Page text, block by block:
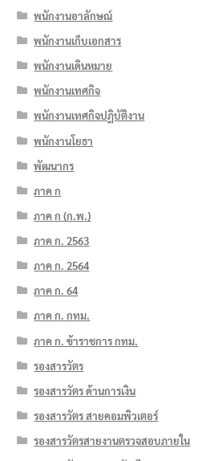
พนักงานอาลักษณ์
พนักงานเก็บเอกสาร
พนักงานเดินหมาย
พนักงานเทศกิจ
พนักงานเทศกิจปฏิบัติงาน
พนักงานโยธา
พัฒนากร
ภาค ก
ภาค ก (ก.พ.)
ภาค ก. 2563
ภาค ก. 2564
ภาค ก. 64
ภาค ก. กทม.
ภาค ก. ข้าราชการ กทม.
รองสารวัตร
รองสารวัตร ด้านการเงิน
รองสารวัตร สายคอมพิวเตอร์
รองสารวัตรสายงานตรวจสอบภายใน